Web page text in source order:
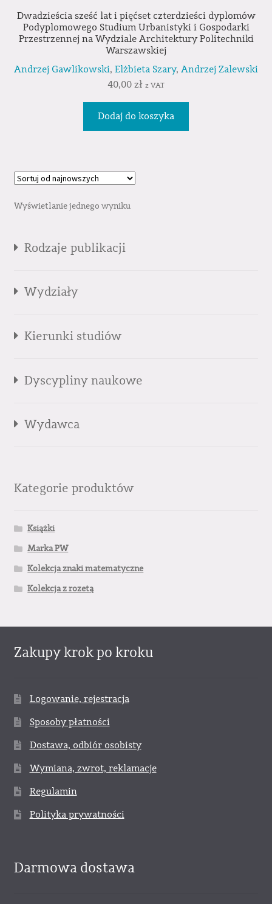
Dwadzieścia sześć lat i pięćset czterdzieści dyplomów
Podyplomowego Studium Urbanistyki i Gospodarki
Przestrzennej na Wydziale Architektury Politechniki
Warszawskiej
Andrzej Gawlikowski, Elżbieta Szary, Andrzej Zalewski
40,00 zł z VAT
Dodaj do koszyka
Wyświetlanie jednego wyniku
Rodzaje publikacji
Wydziały
Kierunki studiów
Dyscypliny naukowe
Wydawca
Kategorie produktów
Książki
Marka PW
Kolekcja znaki matematyczne
Kolekcja z rozetą
Zakupy krok po kroku
Logowanie, rejestracja
Sposoby płatności
Dostawa, odbiór osobisty
Wymiana, zwrot, reklamacje
Regulamin
Polityka prywatności
Darmowa dostawa